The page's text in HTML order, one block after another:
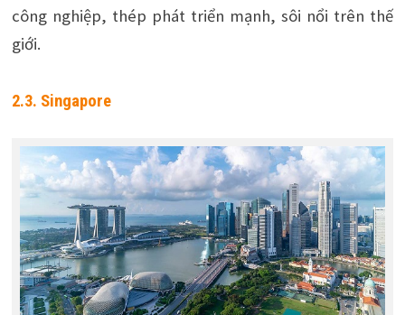
công nghiệp, thép phát triển mạnh, sôi nổi trên thế
giới.
2.3. Singapore